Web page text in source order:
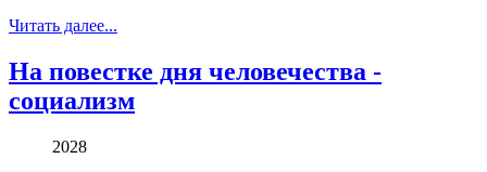
Читать далее...
На повестке дня человечества -
социализм
2028